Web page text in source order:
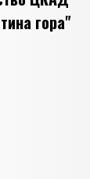
гора"